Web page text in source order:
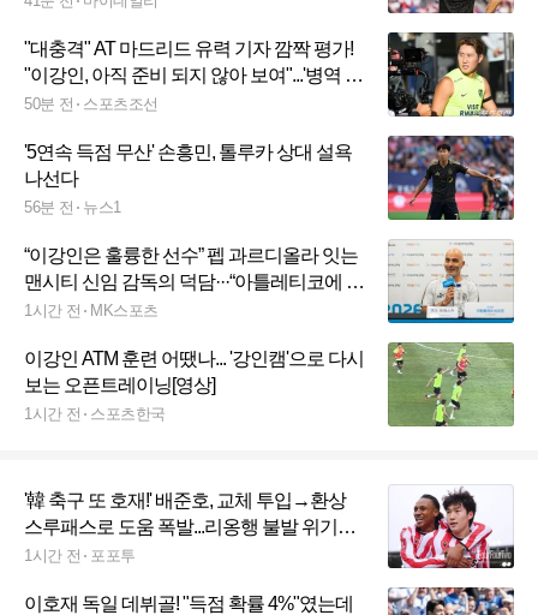
"대충격" AT 마드리드 유력 기자 깜짝 평가!
"이강인, 아직 준비 되지 않아 보여"...'병역 문
제' 적응 발목잡나, "45분 이상 뛰기 어려울
50분 전 스포츠조선
'5연속 득점 무산' 손흥민, 톨루카 상대 설욕
나선다
56분 전 뉴스1
“이강인은 훌륭한 선수” 펩 과르디올라 잇는
맨시티 신임 감독의 덕담···“아틀레티코에 큰
도움 될 것” [MK피플]
1시간 전 MK스포츠
이강인 ATM 훈련 어땠나... '강인캠'으로 다시
보는 오픈트레이닝[영상]
1시간 전 스포츠한국
'韓 축구 또 호재!' 배준호, 교체 투입→환상
스루패스로 도움 폭발...리옹행 불발 위기에
도 실력 증명
1시간 전 포포투
이호재 독일 데뷔골! "득점 확률 4%"였는데